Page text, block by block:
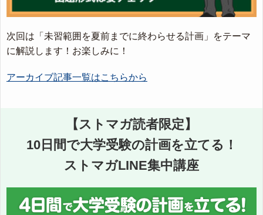
次回は「未習範囲を夏前までに終わらせる計画」をテーマ
に解説します！お楽しみに！
アーカイブ記事一覧はこちらから
【ストマガ読者限定】
10日間で大学受験の計画を立てる！
ストマガLINE集中講座